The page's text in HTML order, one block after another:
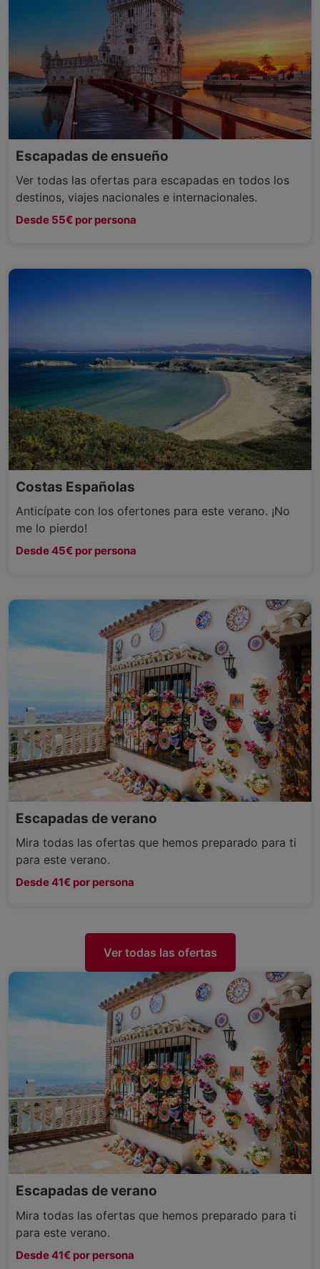
Escapadas de ensueño
Ver todas las ofertas para escapadas en todos los
destinos, viajes nacionales e internacionales.
Desde 55€ por persona
Costas Españolas
Anticípate con los ofertones para este verano. ¡No
me lo pierdo!
Desde 45€ por persona
Escapadas de verano
Mira todas las ofertas que hemos preparado para ti
para este verano.
Desde 41€ por persona
Ver todas las ofertas
Escapadas de verano
Mira todas las ofertas que hemos preparado para ti
para este verano.
Desde 41€ por persona